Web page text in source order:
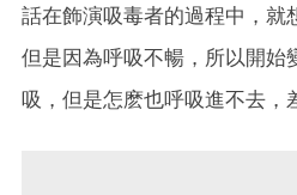
話在飾演吸毒者的過程中，就
但是因為呼吸不暢，所以開始
吸，但是怎麽也呼吸進不去，